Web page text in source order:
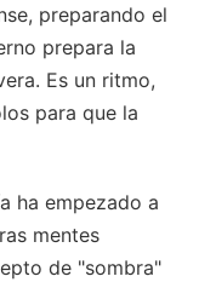
preparando el
prepara la
Es un ritmo,
para que la
ha empezado a
mentes
de "sombra"